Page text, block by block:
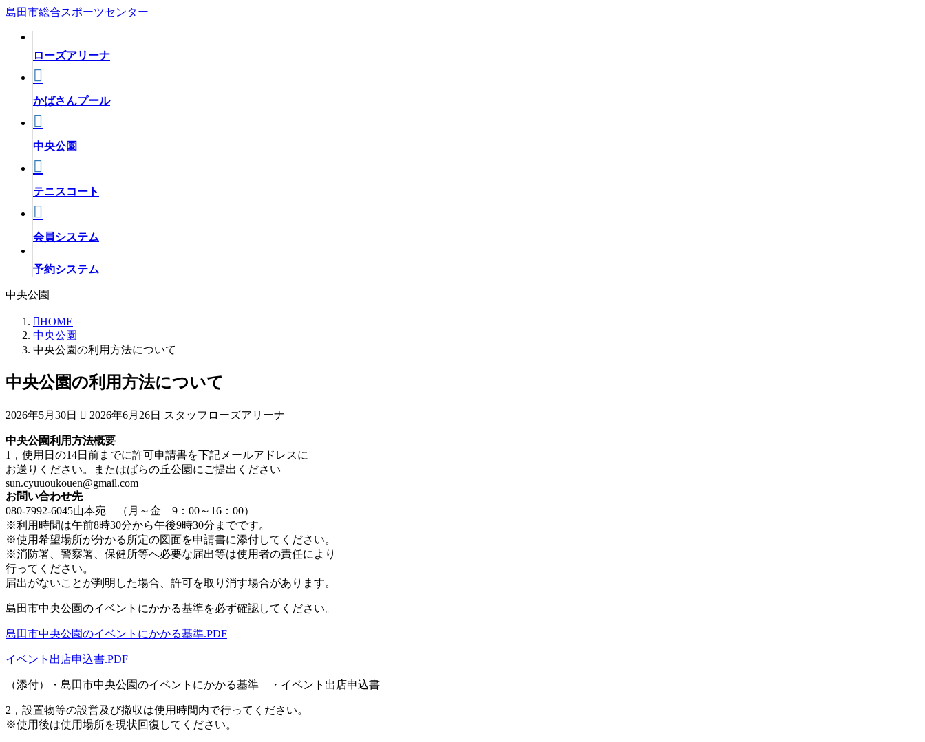
コ
ナ
島田市総合スポーツセンター
ローズアリーナ
かばさんプール
中央公園
テニスコート
会員システム
予約システム
中央公園
HOME
中央公園
中央公園の利用方法について
中央公園の利用方法について
2026年5月30日
最
更
新
日
時
2026年6月26日 スタッフローズアリーナ
中央公園利用方法概要
1，使用日の14日前までに許可申請書を下記メールアドレスに
お送りください。またはばらの丘公園にご提出ください
sun.cyuuoukouen@gmail.com
お問い合わせ先
080-7992-6045山本宛 （月～金 9：00～16：00）
※利用時間は午前8時30分から午後9時30分までです。
※使用希望場所が分かる所定の図面を申請書に添付してください。
※消防署、警察署、保健所等へ必要な届出等は使用者の責任により
行ってください。
届出がないことが判明した場合、許可を取り消す場合があります。
島田市中央公園のイベントにかかる基準を必ず確認してください。
島田市中央公園のイベントにかかる基準.PDF
イベント出店申込書.PDF
（添付）・島田市中央公園のイベントにかかる基準 ・イベント出店申込書
2，設置物等の設営及び撤収は使用時間内で行ってください。
※使用後は使用場所を現状回復してください。